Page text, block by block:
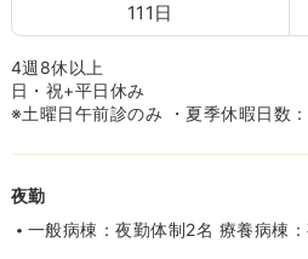
111日
4週8休以上
日・祝+平日休み
※土曜日午前診のみ ・夏季休暇日数
夜勤
一般病棟：夜勤体制2名 療養病棟